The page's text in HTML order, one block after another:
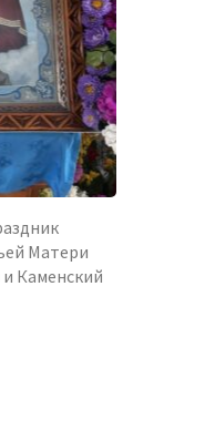
Матери
Каменский